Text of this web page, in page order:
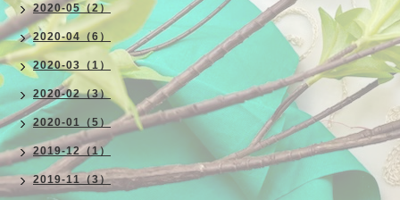
2020-05（2）
2020-04（6）
2020-03（1）
2020-02（3）
2020-01（5）
2019-12（1）
2019-11（3）